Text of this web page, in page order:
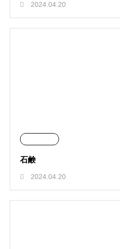
2024.04.20
石鹸
2024.04.20